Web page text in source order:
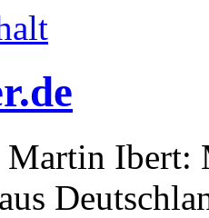
Ibert: